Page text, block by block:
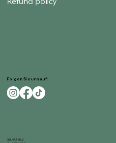
Folgen Sie uns auf:
GELNAT SRLS